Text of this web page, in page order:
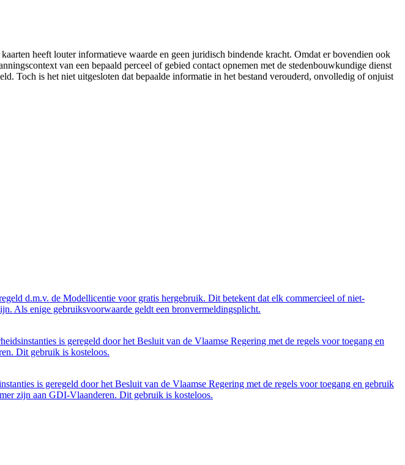
heeft louter informatieve waarde en geen juridisch bindende kracht. Omdat er bovendien ook
van een bepaald perceel of gebied contact opnemen met de stedenbouwkundige dienst
Toch is het niet uitgesloten dat bepaalde informatie in het bestand verouderd, onvolledig of onjuist
d.m.v. de Modellicentie voor gratis hergebruik. Dit betekent dat elk commercieel of niet-
Als enige gebruiksvoorwaarde geldt een bronvermeldingsplicht.
is geregeld door het Besluit van de Vlaamse Regering met de regels voor toegang en
Dit gebruik is kosteloos.
is geregeld door het Besluit van de Vlaamse Regering met de regels voor toegang en gebruik
zijn aan GDI-Vlaanderen. Dit gebruik is kosteloos.